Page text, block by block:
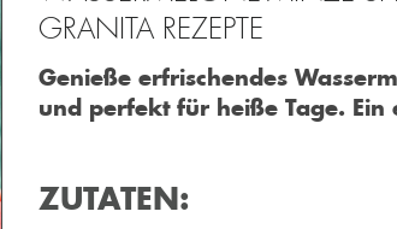
GRANITA REZEPTE
Genieße erfrischendes
und perfekt für heiße Tage. Ein
ZUTATEN: